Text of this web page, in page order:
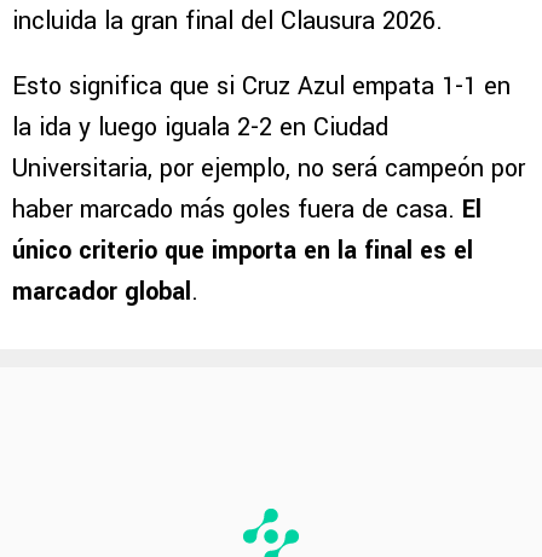
incluida la gran final del Clausura 2026.
Esto significa que si Cruz Azul empata 1-1 en
la ida y luego iguala 2-2 en Ciudad
Universitaria, por ejemplo, no será campeón por
haber marcado más goles fuera de casa. El
único criterio que importa en la final es el
marcador global.